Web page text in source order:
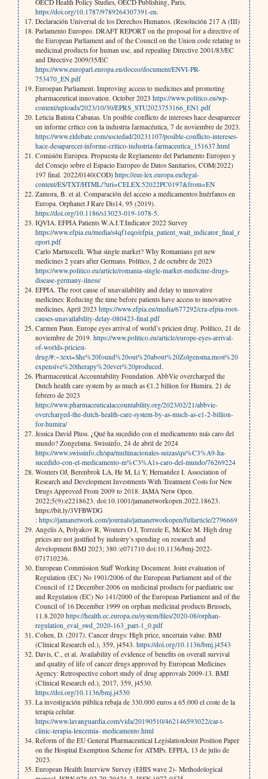
OECD Health Policy Studies, OECD Publishing, Paris,
https://doi.org/10.1787/9789264307391-en.
Declaración Universal de los Derechos Humanos. (Resolución 217 A (III)
Parlamento Europeo. DRAFT REPORT on the proposal for a directive of
the European Parliament and of the Council on the Union code relating to
medicinal products for human use, and repealing Directive 2001/83/EC
and Directive 2009/35/EC
https://www.europarl.europa.eu/doceo/document/ENVI-PR-
753470_EN.pdf
Euroepan Parliament. Improving access to medicines and promoting
pharmaceutical innovation. October 2023 https://www.politico.eu/wp-
content/uploads/2023/10/30/EPRS_STU2023753166_EN1.pdf
Leticia Batista Cabanas. Un posible conflicto de intereses hace desaparecer
un informe crítico con la industria farmacéutica, 7 de noviembre de 2023.
https://www.eldebate.com/sociedad/20231107/posible-conflicto-intereses-
hace-desaparecer-informe-critico-industria-farmaceutica_151637.html
Comisión Europea. Propuesta de Reglamento del Parlamento Europeo y
del Consejo sobre el Espacio Europeo de Datos Sanitarios, COM(2022)
197 final. 2022/0140(COD) https://eur-lex.europa.eu/legal-
content/ES/TXT/HTML/?uri=CELEX:52022PC0197&from=EN
Zamora, B. et al. Comparación del acceso a medicamentos huérfanos en
Europa. Orphanet J Rare Dis14, 95 (2019).
https://doi.org/10.1186/s13023-019-1078-5.
IQVIA. EFPIA Patients W.A.I.T.Indicator 2022 Survey
https://www.efpia.eu/media/s4qf1eqo/efpia_patient_wait_indicator_final_r
eport.pdf
Carlo Martuscelli. What single market? Why Romanians get new
medicines 2 years after Germans. Político, 2 de octubre de 2023
https://www.politico.eu/article/romania-single-market-medicine-drugs-
disease-germany-ilness/
EFPIA. The root cause of unavailability and delay to innovative
medicines: Reducing the time before patients have access to innovative
medicines, April 2023 https://www.efpia.eu/media/677292/cra-efpia-root-
causes-unavailability-delay-080423-final.pdf
Carmen Paun. Europe eyes arrival of world’s priciest drug. Político, 21 de
noviembre de 2019. https://www.politico.eu/article/europe-eyes-arrival-
of-worlds-priciest-
drug/#:~:text=She%20found%20out%20about%20Zolgensma,most%20
expensive%20therapy%20ever%20produced.
Pharmaceutical Accountability Foundation. AbbVie overcharged the
Dutch health care system by as much as €1.2 billion for Humira. 21 de
febrero de 2023
https://www.pharmaceuticalaccountability.org/2023/02/21/abbvie-
overcharged-the-dutch-health-care-system-by-as-much-as-e1-2-billion-
for-humira/
Jessica David Pluss. ¿Qué ha sucedido con el medicamento más caro del
mundo? Zongelsma. Swissinfo, 24 de abril de 2024
https://www.swissinfo.ch/spa/multinacionales-suizas/qu%C3%A9-ha-
sucedido-con-el-medicamento-m%C3%A1s-caro-del-mundo/76269224
Wouters OJ, Berenbrok LA, He M, Li Y, Hernandez I. Association of
Research and Development Investments With Treatment Costs for New
Drugs Approved From 2009 to 2018. JAMA Netw Open.
2022;5(9):e2218623. doi:10.1001/jamanetworkopen.2022.18623.
https://bit.ly/3VFBWDG
: https://jamanetwork.com/journals/jamanetworkopen/fullarticle/2796669
Angelis A, Polyakov R, Wouters O J, Torreele E, McKee M. High drug
prices are not justified by industry’s spending on research and
development BMJ 2023; 380 :e071710 doi:10.1136/bmj-2022-
071710236.
European Commission Staff Working Document. Joint evaluation of
Regulation (EC) No 1901/2006 of the European Parliament and of the
Council of 12 December 2006 on medicinal products for paediatric use
and Regulation (EC) No 141/2000 of the European Parliament and of the
Council of 16 December 1999 on orphan medicinal products Brussels,
11.8.2020 https://health.ec.europa.eu/system/files/2020-08/orphan-
regulation_eval_swd_2020-163_part-1_0.pdf
Cohen, D. (2017). Cancer drugs: High price, uncertain value. BMJ
(Clinical Research ed.), 359, j4543. https://doi.org/10.1136/bmj.j4543
Davis, C., et al. Availability of evidence of benefits on overall survival
and quality of life of cancer drugs approved by European Medicines
Agency: Retrospective cohort study of drug approvals 2009-13. BMJ
(Clinical Research ed.), 2017, 359, j4530.
https://doi.org/10.1136/bmj.j4530
La investigación pública rebaja de 330.000 euros a 65.000 el coste de la
terapia celular.
https://www.lavanguardia.com/vida/20190510/462146593022/car-t-
clinic-terapia-leucemia- medicamento.html
Reform of the EU General Pharmaceutical LegislationJoint Position Paper
on the Hospital Exemption Scheme for ATMPs. EFPIA, 13 de julio de
2023.
European Health Interview Survey (EHIS wave 2)- Methodological